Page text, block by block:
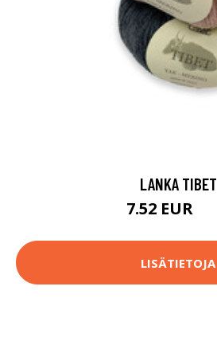
LANKA TIBET
7.52 EUR
LISÄTIETOJA